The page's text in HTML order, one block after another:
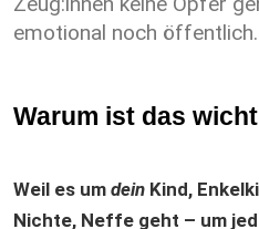
emotional noch öffentlich.
Warum ist das
Weil es um dein Kind,
Nichte, Neffe geht – um